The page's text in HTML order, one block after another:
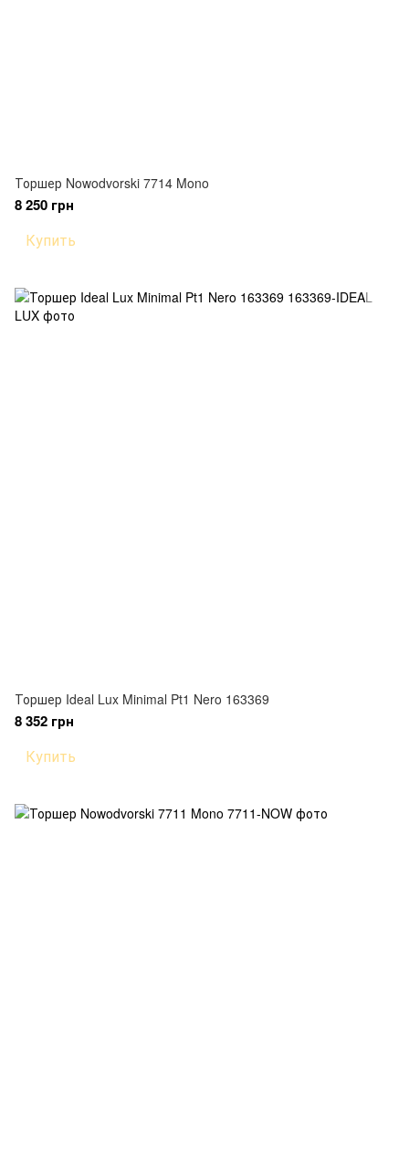
Торшер Nowodvorski 7714 Mono
8 250 грн
Купить
Торшер Ideal Lux Minimal Pt1 Nero 163369
8 352 грн
Купить